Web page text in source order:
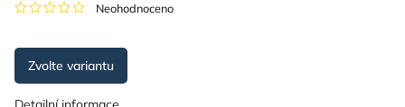
Neohodnoceno
Zvolte variantu